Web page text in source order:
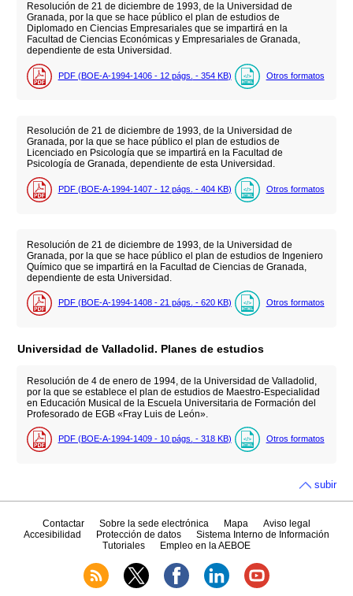
Resolución de 21 de diciembre de 1993, de la Universidad de
Granada, por la que se hace público el plan de estudios de
Diplomado en Ciencias Empresariales que se impartirá en la
Facultad de Ciencias Económicas y Empresariales de Granada,
dependiente de esta Universidad.
PDF (BOE-A-1994-1406 - 12 págs. - 354 KB) Otros formatos
Resolución de 21 de diciembre de 1993, de la Universidad de
Granada, por la que se hace público el plan de estudios de
Licenciado en Psicología que se impartirá en la Facultad de
Psicología de Granada, dependiente de esta Universidad.
PDF (BOE-A-1994-1407 - 12 págs. - 404 KB) Otros formatos
Resolución de 21 de diciembre de 1993, de la Universidad de
Granada, por la que se hace público el plan de estudios de Ingeniero
Químico que se impartirá en la Facultad de Ciencias de Granada,
dependiente de esta Universidad.
PDF (BOE-A-1994-1408 - 21 págs. - 620 KB) Otros formatos
Universidad de Valladolid. Planes de estudios
Resolución de 4 de enero de 1994, de la Universidad de Valladolid,
por la que se establece el plan de estudios de Maestro-Especialidad
en Educación Musical de la Escuela Universitaria de Formación del
Profesorado de EGB «Fray Luis de León».
PDF (BOE-A-1994-1409 - 10 págs. - 318 KB) Otros formatos
subir
Contactar Sobre la sede electrónica Mapa
Aviso legal
Accesibilidad
Protección de datos
Sistema Interno de Información
Tutoriales
Empleo en la AEBOE